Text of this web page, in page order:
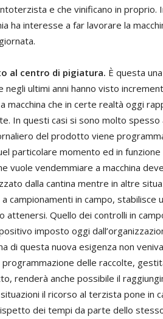
e che vinificano in proprio.
ha interesse a far lavorare la
al centro di pigiatura. È questa
ultimi anni hanno visto
macchina che in certe realtà oggi
In questi casi si sono molto
del prodotto viene
particolare momento ed in
vuole vendemmiare a macchina
dalla cantina mentre in altre
campionamenti in campo, stabilisce
Quello dei controlli in
imposto oggi
di questa nuova esigenza non
delle raccolte,
renderà anche possibile il
il ricorso al terzista pone in
dei tempi da parte dello